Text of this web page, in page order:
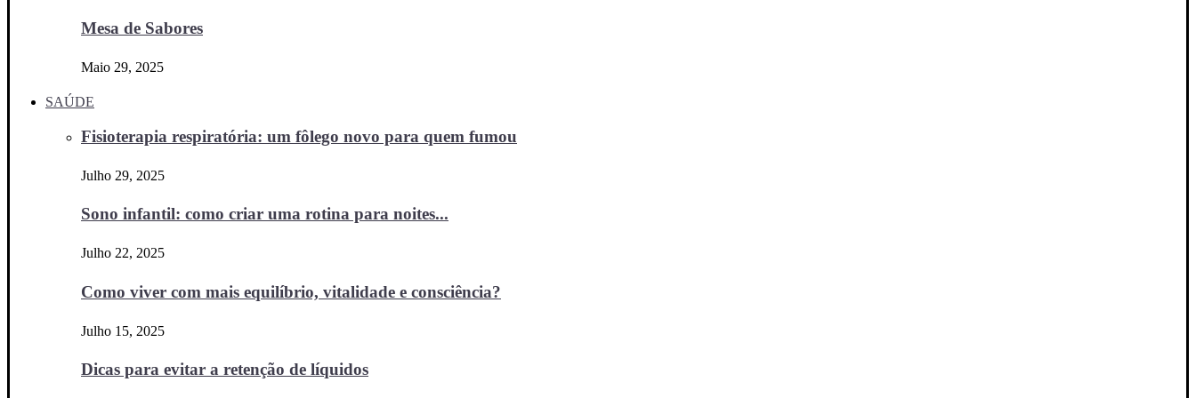
Mesa de Sabores
Maio 29, 2025
SAÚDE
Fisioterapia respiratória: um fôlego novo para quem fumou
Julho 29, 2025
Sono infantil: como criar uma rotina para noites...
Julho 22, 2025
Como viver com mais equilíbrio, vitalidade e consciência?
Julho 15, 2025
Dicas para evitar a retenção de líquidos